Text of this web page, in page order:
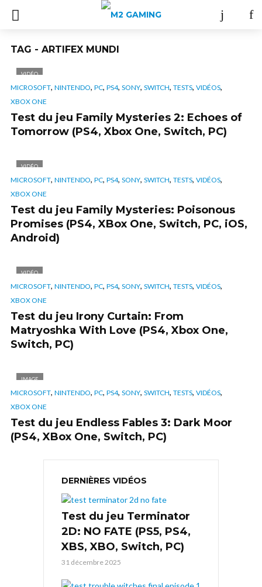
TAG - ARTIFEX MUNDI
VIDÉO
MICROSOFT, NINTENDO, PC, PS4, SONY, SWITCH, TESTS, VIDÉOS,
XBOX ONE
Test du jeu Family Mysteries 2: Echoes of
Tomorrow (PS4, Xbox One, Switch, PC)
VIDÉO
MICROSOFT, NINTENDO, PC, PS4, SONY, SWITCH, TESTS, VIDÉOS,
XBOX ONE
Test du jeu Family Mysteries: Poisonous
Promises (PS4, XBox One, Switch, PC, iOS,
Android)
VIDÉO
MICROSOFT, NINTENDO, PC, PS4, SONY, SWITCH, TESTS, VIDÉOS,
XBOX ONE
Test du jeu Irony Curtain: From
Matryoshka With Love (PS4, Xbox One,
Switch, PC)
IMAGE
MICROSOFT, NINTENDO, PC, PS4, SONY, SWITCH, TESTS, VIDÉOS,
XBOX ONE
Test du jeu Endless Fables 3: Dark Moor
(PS4, XBox One, Switch, PC)
DERNIÈRES VIDÉOS
Test du jeu Terminator
2D: NO FATE (PS5, PS4,
XBS, XBO, Switch, PC)
31 décembre 2025